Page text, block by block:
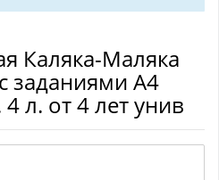
Каляка-Маляка
заданиями А4
л. от 4 лет унив